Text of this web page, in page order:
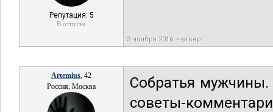
Репутация: 5
В отпуске
3 ноября 2016, четверг
Artemius, 42
Россия, Москва
Собратья
советы-